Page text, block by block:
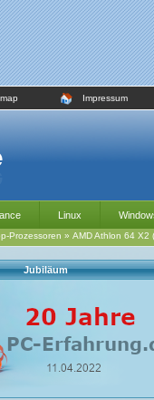
Impressum
Linux
Prozessoren » AMD Athlon 64 X2
Jubiläum